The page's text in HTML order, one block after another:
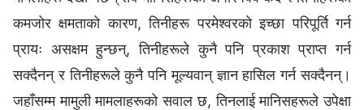
कमजोर क्षमताको कारण, तिनीहरू परमेश्‍वरको इच्छा परिपूर्ति गर्न
प्रायः असक्षम हुन्छन्, तिनीहरूले कुनै पनि प्रकाश प्राप्त गर्न
सक्दैनन् र तिनीहरूले कुनै पनि मूल्यवान् ज्ञान हासिल गर्न सक्दैनन्।
जहाँसम्म मामुली मामलाहरूको सवाल छ, तिनलाई मानिसहरूले उपेक्षा